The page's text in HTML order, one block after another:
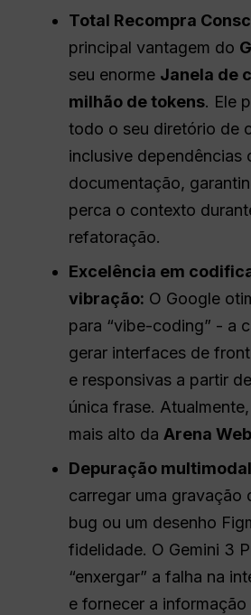
Total Recompra
principal vantagem do
seu enorme Janela de
milhão de tokens. Ele
todo o seu diretório de
inclusive dependências
documentação,
perca o contexto
refatoração.
Excelência em
vibração: O Google
para “vibe-coding” - a
gerar interfaces de
e responsivas a partir
única frase.
mais alto da Arena
Depuração
carregar uma gravação
bug ou um desenho
fidelidade. O Gemini 3
“enxergar” a falha na
e fornecer a informação